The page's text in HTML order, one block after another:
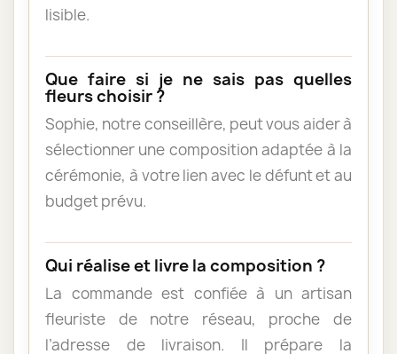
lisible.
Que faire si je ne sais pas quelles
fleurs choisir ?
Sophie, notre conseillère, peut vous aider à
sélectionner une composition adaptée à la
cérémonie, à votre lien avec le défunt et au
budget prévu.
Qui réalise et livre la composition ?
La commande est confiée à un artisan
fleuriste de notre réseau, proche de
l’adresse de livraison. Il prépare la